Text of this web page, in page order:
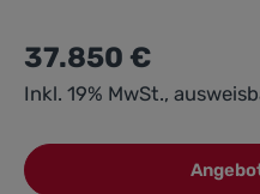
37.850 €
Inkl. 19% MwSt.,